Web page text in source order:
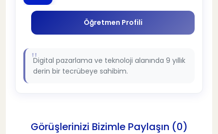
Öğretmen Profili
Digital pazarlama ve teknoloji alanında 9 yıllık
derin bir tecrübeye sahibim.
Görüşlerinizi Bizimle Paylaşın (0)